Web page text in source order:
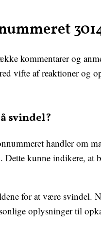
kommentarer og
vifte af reaktioner og
svindel?
handler om
kunne indikere, at
for at være svindel.
oplysninger til